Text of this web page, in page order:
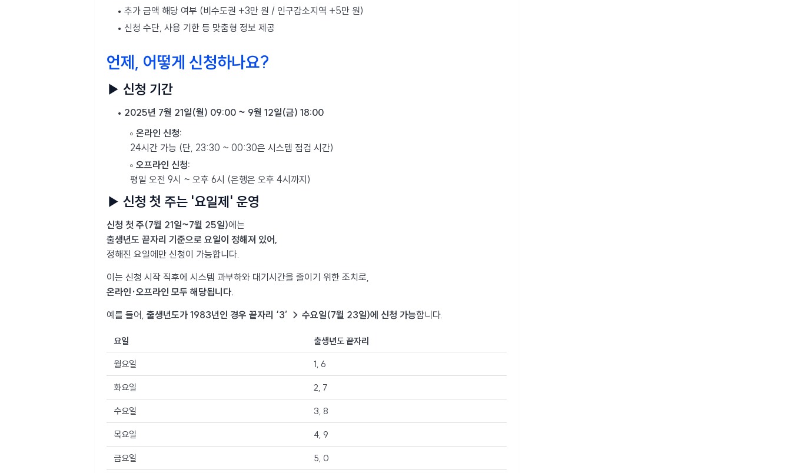
추가 금액 해당 여부 (비수도권 +3만 원 / 인구감소지역 +5만 원)
신청 수단, 사용 기한 등 맞춤형 정보 제공
언제, 어떻게 신청하나요?
▶ 신청 기간
2025년 7월 21일(월) 09:00 ~ 9월 12일(금) 18:00
온라인 신청:
24시간 가능 (단, 23:30 ~ 00:30은 시스템 점검 시간)
오프라인 신청:
평일 오전 9시 ~ 오후 6시 (은행은 오후 4시까지)
▶ 신청 첫 주는 '요일제' 운영
신청 첫 주(7월 21일~7월 25일)에는
출생년도 끝자리 기준으로 요일이 정해져 있어,
정해진 요일에만 신청이 가능합니다.
이는 신청 시작 직후에 시스템 과부하와 대기시간을 줄이기 위한 조치로,
온라인·오프라인 모두 해당됩니다.
예를 들어, 출생년도가 1983년인 경우 끝자리 ‘3’ → 수요일(7월 23일)에 신청 가능합니다.
요일 출생년도 끝자리
월요일 1, 6
화요일 2, 7
수요일 3, 8
목요일 4, 9
금요일 5, 0